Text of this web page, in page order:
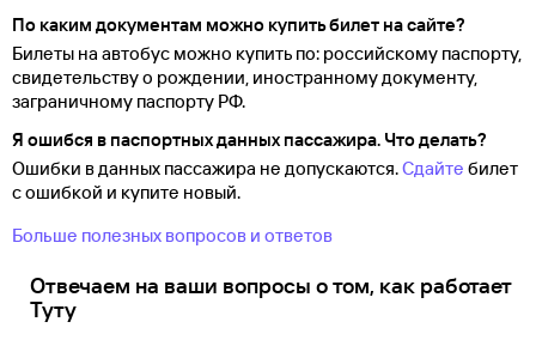
По каким документам можно купить билет на сайте?
Билеты на автобус можно купить по: российскому паспорту,
свидетельству о рождении, иностранному документу,
заграничному паспорту РФ.
Я ошибся в паспортных данных пассажира. Что делать?
Ошибки в данных пассажира не допускаются.Сдайте билет
с ошибкой и купите новый.
Больше полезных вопросов и ответов
Отвечаем на ваши вопросы о том, как работает
Туту